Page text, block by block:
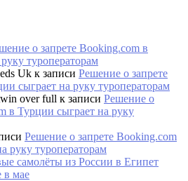
о запрете Booking.com в
туроператорам
Uk к записи Решение о запрете
сыграет на руку туроператорам
over full к записи Решение о
в Турции сыграет на руку
Решение о запрете Booking.com
руку туроператорам
самолёты из России в Египет
в мае